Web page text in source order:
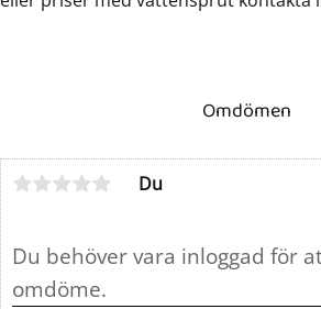
Omdömen
Du